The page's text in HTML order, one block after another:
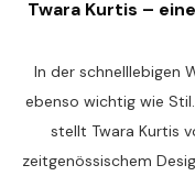
Twara Kurtis –
In der schnelllebigen
ebenso wichtig wie
stellt Twara Kurtis
zeitgenössischem